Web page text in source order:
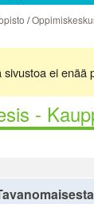
/
sivustoa ei enää
-